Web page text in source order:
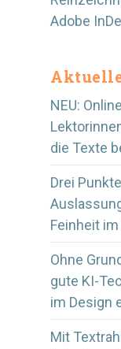
Adobe
NEU:
die Texte
Drei
Feinheit
Ohne
gute KI-
im Design
Mit